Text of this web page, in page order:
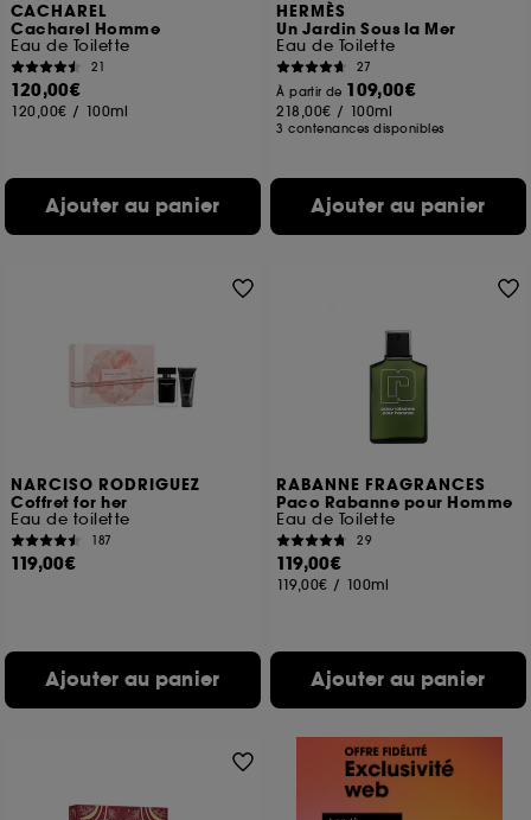
CACHAREL
Cacharel Homme
Eau de Toilette
21
120,00€
120,00€ / 100ml
Ajouter au panier
HERMÈS
Un Jardin Sous la Mer
Eau de Toilette
27
À partir de 109,00€
218,00€ / 100ml
3 contenances disponibles
Ajouter au panier
NARCISO RODRIGUEZ
Coffret for her
Eau de toilette
187
119,00€
Ajouter au panier
RABANNE FRAGRANCES
Paco Rabanne pour Homme
Eau de Toilette
29
119,00€
119,00€ / 100ml
Ajouter au panier